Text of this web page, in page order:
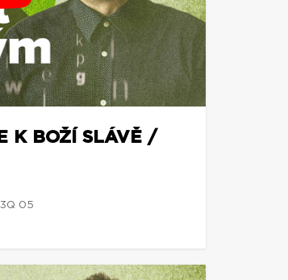
K BOŽÍ SLÁVĚ /
05